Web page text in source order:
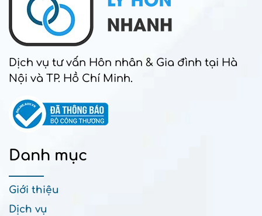
Dịch vụ tư vấn Hôn nhân & Gia đình tại Hà
Nội và TP. Hồ Chí Minh.
Danh mục
Giới thiệu
Dịch vụ